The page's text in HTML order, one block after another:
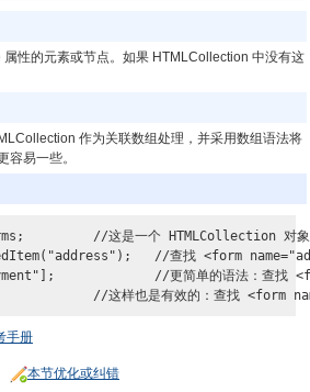
性的元素或节点。如果 HTMLCollection 中没有这
作为关联数组处理，并采用数组语法将
容易一些。
//这是一个 HTMLCollection 对象
//查找 <form
//更简单的语法：查找
//这样也是有效的：查找 <form
手册
本节优化或纠错